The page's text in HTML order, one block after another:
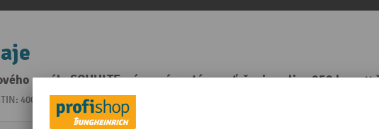
regála SCHULTE, zásuvný systém, zaťaženie police 250 kg, v
4004514318664Z kategórie: